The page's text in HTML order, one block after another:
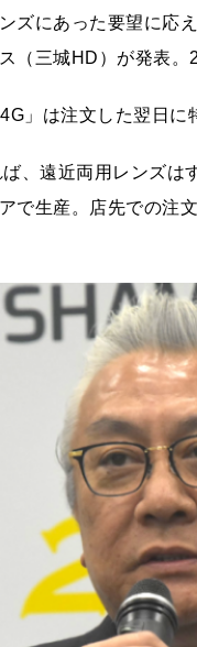
ズにあった要望に応
（三城HD）が発表
」は注文した翌日
、遠近両用レンズ
で生産。店先での注